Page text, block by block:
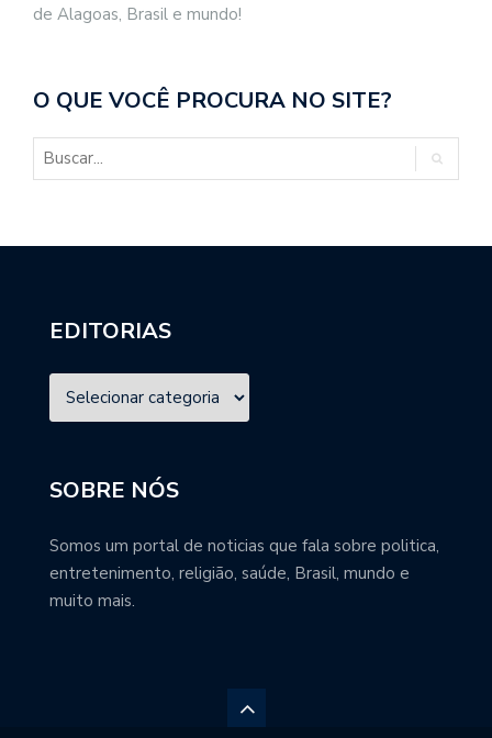
de Alagoas, Brasil e mundo!
O QUE VOCÊ PROCURA NO SITE?
EDITORIAS
SOBRE NÓS
Somos um portal de noticias que fala sobre politica,
entretenimento, religião, saúde, Brasil, mundo e
muito mais.